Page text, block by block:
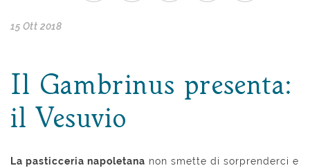
15 Ott 2018
Il Gambrinus presenta:
il Vesuvio
La pasticceria napoletana non smette di sorprenderci e